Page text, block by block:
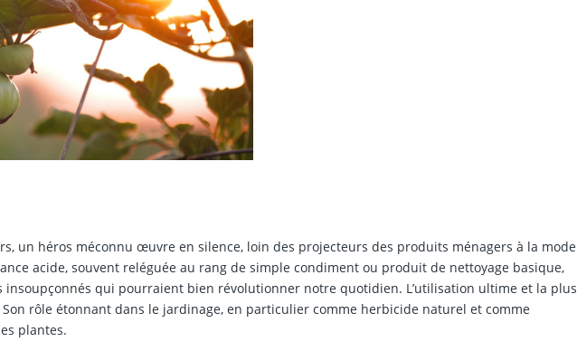
un héros méconnu œuvre en silence, loin des projecteurs des produits ménagers à la mode
acide, souvent reléguée au rang de simple condiment ou produit de nettoyage basique,
qui pourraient bien révolutionner notre quotidien. L’utilisation ultime et la plus
rôle étonnant dans le jardinage, en particulier comme herbicide naturel et comme
plantes.